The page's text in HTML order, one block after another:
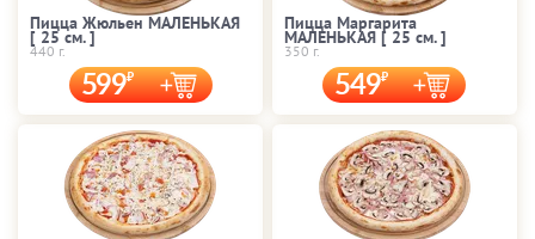
Пицца Жюльен МАЛЕНЬКАЯ
[ 25 cм. ]
440 г.
599
Пицца Маргарита
МАЛЕНЬКАЯ [ 25 cм. ]
350 г.
549